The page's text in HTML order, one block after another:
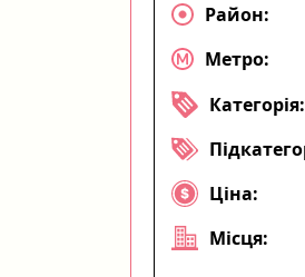
Район:
Метро:
Категорія:
Ціна:
Місця: